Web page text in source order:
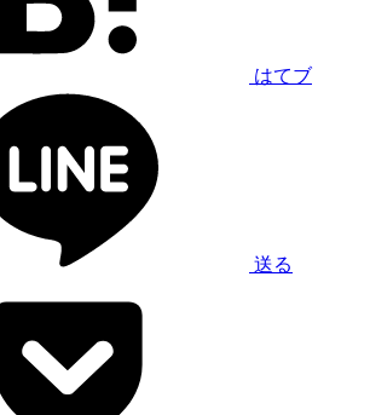
はてブ
送る